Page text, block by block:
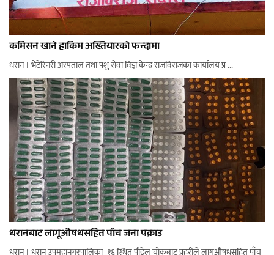
कमिसन खाने हाकिम अख्तियारको फन्दामा
धरान । भेटेरिनरी अस्पताल तथा पशु सेवा विज्ञ केन्द्र राजविराजका कार्यालय प्र ...
धरानबाट लागूऔषधसहित पाँच जना पक्राउ